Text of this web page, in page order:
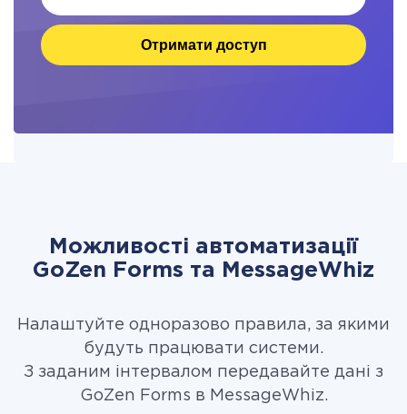
Отримати доступ
Можливості автоматизації
GoZen Forms та MessageWhiz
Налаштуйте одноразово правила, за якими
будуть працювати системи.
З заданим інтервалом передавайте дані з
GoZen Forms в MessageWhiz.